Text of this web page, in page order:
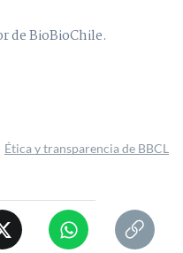
de BioBioChile.
Ética y transparencia de BBCL